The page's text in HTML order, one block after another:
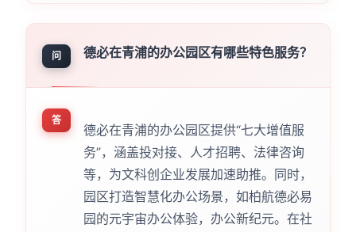
问 德必在青浦的办公园区有哪些特色服务？
答
德必在青浦的办公园区提供“七大增值服
务”，涵盖投对接、人才招聘、法律咨询
等，为文科创企业发展加速助推。同时，
园区打造智慧化办公场景，如柏航德必易
园的元宇宙办公体验，办公新纪元。在社